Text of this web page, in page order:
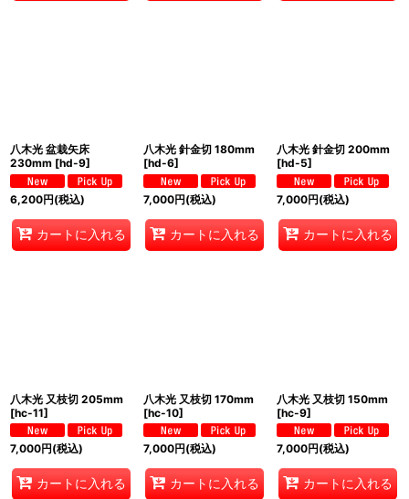
八木光 盆栽矢床
230mm [hd-9]
6,200円(税込)
カートに入れる
八木光 針金切 180mm
[hd-6]
7,000円(税込)
カートに入れる
八木光 針金切 200mm
[hd-5]
7,000円(税込)
カートに入れる
八木光 又枝切 205mm
[hc-11]
7,000円(税込)
カートに入れる
八木光 又枝切 170mm
[hc-10]
7,000円(税込)
カートに入れる
八木光 又枝切 150mm
[hc-9]
7,000円(税込)
カートに入れる